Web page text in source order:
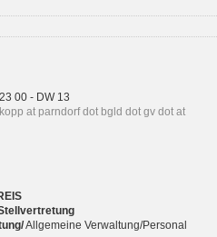
00 - DW 13
at parndorf dot bgld dot gv dot at
g/Allgemeine Verwaltung/Personal